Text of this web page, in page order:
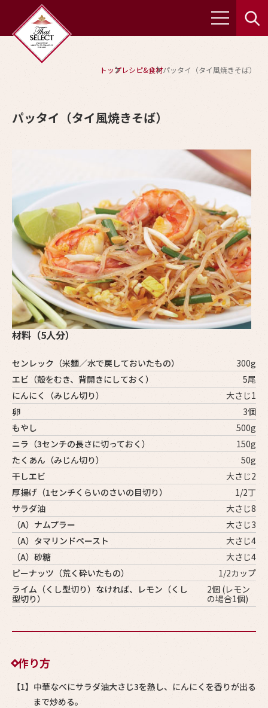
トップレシピ&食材パッタイ（タイ風焼きそば）
パッタイ（タイ風焼きそば）
材料（5人分）
センレック（米麺／水で戻しておいたもの）
300g
エビ（殻をむき、背開きにしておく）
5尾
にんにく（みじん切り）
大さじ1
卵
3個
もやし
500g
ニラ（3センチの長さに切っておく）
150g
たくあん（みじん切り）
50g
干しエビ
大さじ2
厚揚げ（1センチくらいのさいの目切り）
1/2丁
サラダ油
大さじ8
（A）ナムプラー
大さじ3
（A）タマリンドペースト
大さじ4
（A）砂糖
大さじ4
ピーナッツ（荒く砕いたもの）
1/2カップ
ライム（くし型切り）なければ、レモン（くし
型切り）
2個 (レモン
の場合1個)
作り方
【1】中華なべにサラダ油大さじ3を熱し、にんにくを香りが出る
まで炒める。